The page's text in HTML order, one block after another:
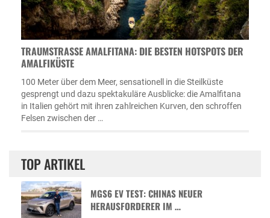
TRAUMSTRASSE AMALFITANA: DIE BESTEN HOTSPOTS DER A
MALFIKÜSTE
100 Meter über dem Meer, sensationell in die Steilküste
gesprengt und dazu spektakuläre Ausblicke: die Amalfitana
in Italien gehört mit ihren zahlreichen Kurven, den schroffen
Felsen zwischen der …
TOP ARTIKEL
MGS6 EV TEST: CHINAS NEUER
HERAUSFORDERER IM …